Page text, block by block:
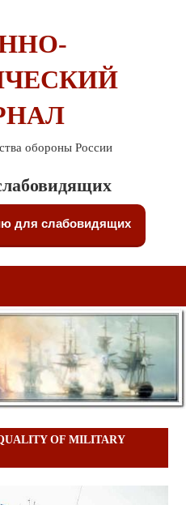
обороны России
для слабовидящих
OF MILITARY